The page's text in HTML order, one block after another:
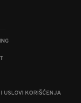
USLOVI KORIŠĆENJA